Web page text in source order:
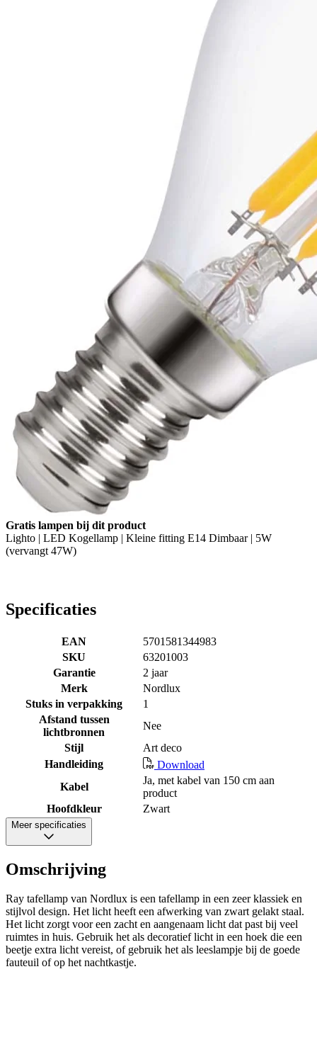
Gratis lampen bij dit product
Lighto | LED Kogellamp | Kleine fitting E14 Dimbaar | 5W
(vervangt 47W)
Specificaties
EAN
5701581344983
SKU
63201003
Garantie
2 jaar
Merk
Nordlux
Stuks in verpakking
1
Afstand tussen
lichtbronnen
Nee
Stijl
Art deco
Handleiding
Download
Kabel
Ja, met kabel van 150 cm aan
product
Hoofdkleur
Zwart
Meer specificaties
Omschrijving
Ray tafellamp van Nordlux is een tafellamp in een zeer klassiek en
stijlvol design. Het licht heeft een afwerking van zwart gelakt staal.
Het licht zorgt voor een zacht en aangenaam licht dat past bij veel
ruimtes in huis. Gebruik het als decoratief licht in een hoek die een
beetje extra licht vereist, of gebruik het als leeslampje bij de goede
fauteuil of op het nachtkastje.